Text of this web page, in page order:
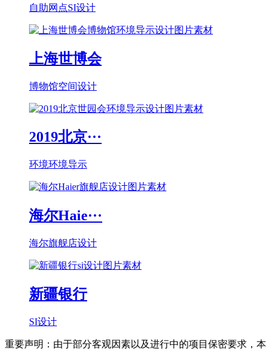
自助网点SI设计
上海世博会
博物馆空间设计
2019北京···
环境环境导示
海尔Haie···
海尔旗舰店设计
新疆银行
SI设计
重要声明：由于部分客观因素以及进行中的项目保密要求，本